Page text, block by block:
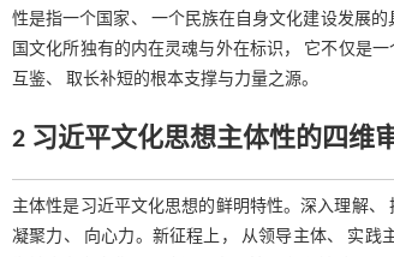
性是指一个国家、 一个民族在自身文化建设发展
国文化所独有的内在灵魂与外在标识， 它不仅是
互鉴、 取长补短的根本支撑与力量之源。
2 习近平文化思想主体性的四维
主体性是习近平文化思想的鲜明特性。深入理解
凝聚力、 向心力。新征程上， 从领导主体、 实